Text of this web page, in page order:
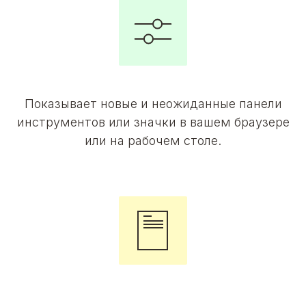
Показывает новые и неожиданные панели
инструментов или значки в вашем браузере
или на рабочем столе.